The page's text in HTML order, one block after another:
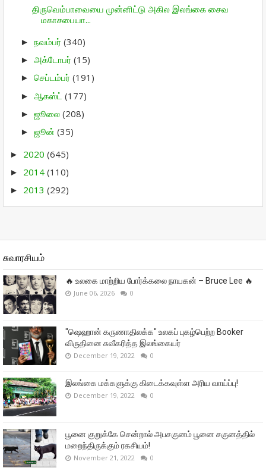
திருவெம்பாவையை முன்னிட்டு அகில இலங்கை சைவ
மகாசபையா...
► நவம்பர் (340)
► அக்டோபர் (15)
► செப்டம்பர் (191)
► ஆகஸ்ட் (177)
► ஜூலை (208)
► ஜூன் (35)
► 2020 (645)
► 2014 (110)
► 2013 (292)
சுவாரசியம்
🔥 உலகை மாற்றிய போர்க்கலை நாயகன் – Bruce Lee 🔥
June 06, 2026 0
"ஷெஹான் கருணாதிலக்க" உலகப் புகழ்பெற்ற Booker
விருதினை சுவீகரித்த இலங்கையர்
December 19, 2022 0
இலங்கை மக்களுக்கு கிடைக்கவுள்ள அரிய வாய்ப்பு!
December 19, 2022 0
பூனை குறுக்கே சென்றால் அபசகுனம் பூனை சகுனத்தில்
மறைந்திருக்கும் ரகசியம்!
November 21, 2022 0